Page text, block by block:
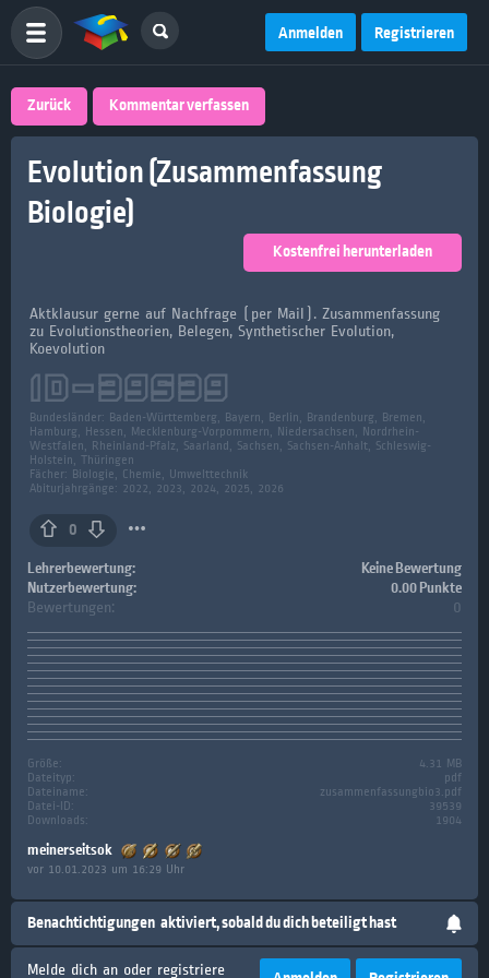
Anmelden Registrieren
Zurück Kommentar verfassen
Evolution (Zusammenfassung
Biologie)
Kostenfrei herunterladen
Lehrerbewertung:
Keine Bewertung
Nutzerbewertung:
0.00 Punkte
Bewertungen: 0
Größe:
4.31 MB
Dateityp:
pdf
Dateiname:
zusammenfassungbio3.pdf
Datei-ID:
39539
Downloads:
1904
meinerseitsok
vor 10.01.2023 um 16:29 Uhr
Aktklausur gerne auf Nachfrage (per Mail). Zusammenfassung
zu Evolutionstheorien, Belegen, Synthetischer Evolution,
Koevolution
ID-39539
Bundesländer: Baden-Württemberg, Bayern, Berlin, Brandenburg, Bremen,
Hamburg, Hessen, Mecklenburg-Vorpommern, Niedersachsen, Nordrhein-
Westfalen, Rheinland-Pfalz, Saarland, Sachsen, Sachsen-Anhalt, Schleswig-
Holstein, Thüringen
Fächer: Biologie, Chemie, Umwelttechnik
Abiturjahrgänge: 2022, 2023, 2024, 2025, 2026
0
Benachtichtigungen aktiviert, sobald du dich beteiligt hast
Melde dich an oder registriere